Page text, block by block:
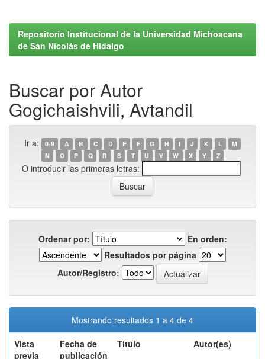
Repositorio Institucional de la Universidad Michoacana
de San Nicolás de Hidalgo
Buscar por Autor
Gogichaishvili, Avtandil
Ir a: 0-9 A B C D E F G H I J K L
M
N
O P Q R S T U V W X Y Z
O introducir las primeras letras:
Ordenar por:
En orden:
Resultados por página
Autor/Registro:
Mostrando resultados 1 a 4 de 4
Vista
previa
Fecha de
publicación
Título Autor(es)